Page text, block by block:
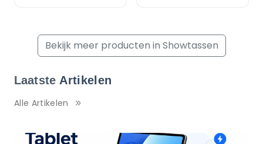
Bekijk meer producten in Showtassen
Laatste Artikelen
Alle Artikelen